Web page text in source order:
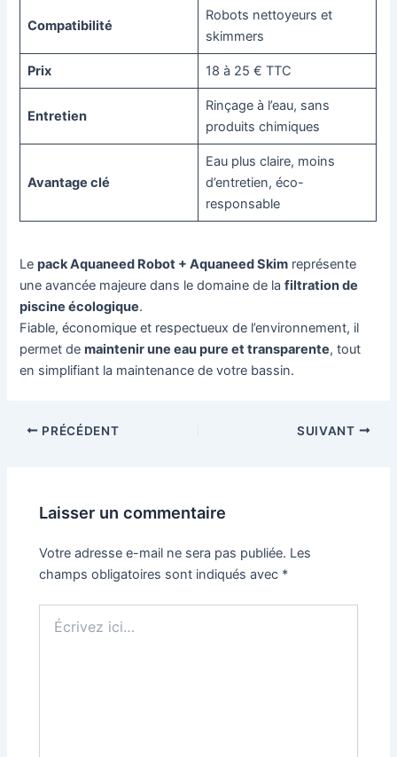
Compatibilité
Robots nettoyeurs et
skimmers
Prix 18 à 25 € TTC
Entretien
Rinçage à l’eau, sans
produits chimiques
Avantage clé
Eau plus claire, moins
d’entretien, éco-
responsable
Lepack Aquaneed Robot + Aquaneed Skim représente
une avancée majeure dans le domaine de lafiltration de
piscine écologique.
Fiable, économique et respectueux de l’environnement, il
permet demaintenir une eau pure et transparente, tout
en simplifiant la maintenance de votre bassin.
NavigationPRÉCÉDENT SUIVANT
Laisser un commentaire
Votre adresse e-mail ne sera pas publiée. Les
champs obligatoires sont indiqués avec *
ici…